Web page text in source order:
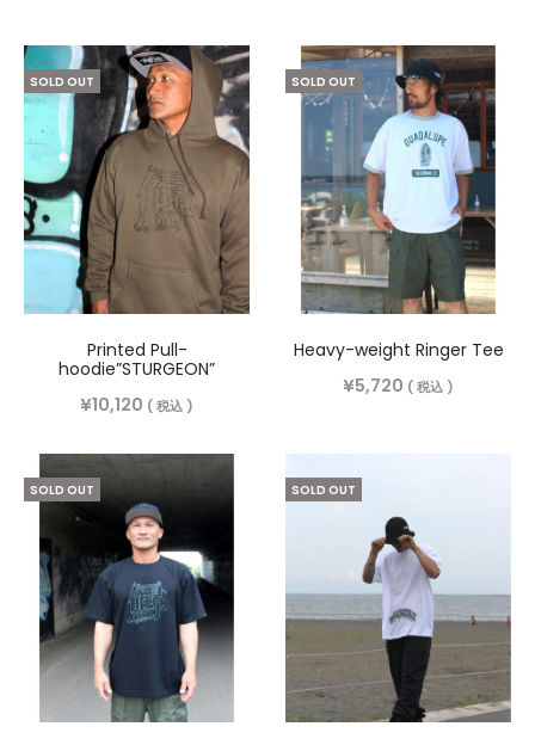
SOLD OUT
Printed Pull-
hoodie”STURGEON”
¥10,120 ( 税込 )
SOLD OUT
Heavy-weight Ringer Tee
¥5,720 ( 税込 )
SOLD OUT SOLD OUT